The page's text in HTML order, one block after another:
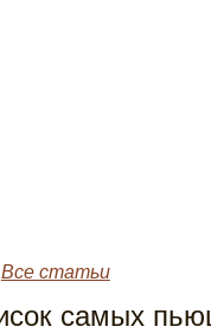
Все статьи
самых